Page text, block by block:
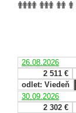
26.08.2026
2 511 €
odlet: Viedeň
30.09.2026
2 302 €